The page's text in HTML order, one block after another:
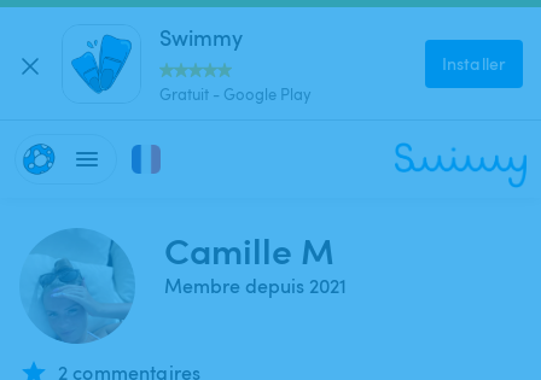
Swimmy
Gratuit - Google Play
Installer
Camille M
Membre depuis 2021
2 commentaires